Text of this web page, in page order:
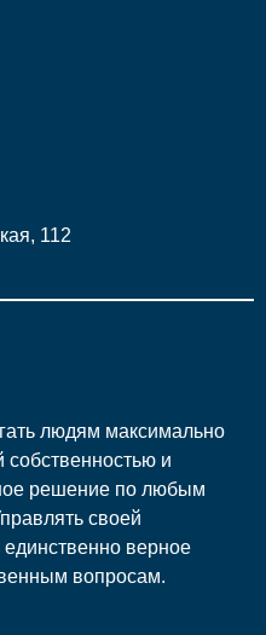
112
людям максимально
и
решение по любым
своей
верное
вопросам.